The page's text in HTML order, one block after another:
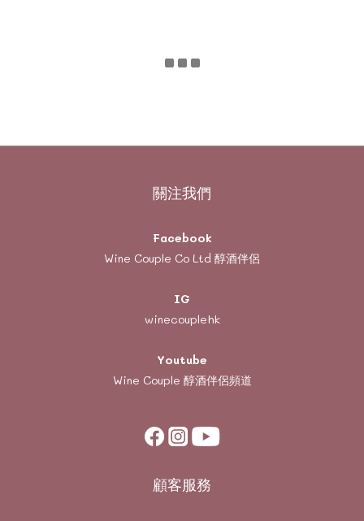
關注我們
Facebook
Wine Couple Co Ltd 醇酒伴侶
IG
winecouplehk
Youtube
Wine Couple 醇酒伴侶頻道
顧客服務